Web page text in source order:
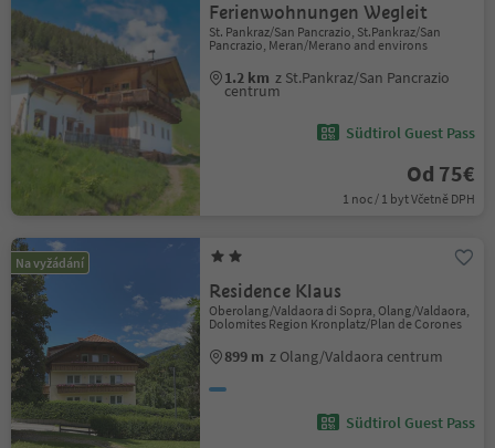
Ferienwohnungen Wegleit
St. Pankraz/San Pancrazio, St.Pankraz/San
Pancrazio, Meran/Merano and environs
1.2 km z St.Pankraz/San Pancrazio
centrum
Südtirol Guest Pass
Od 75€
1 noc / 1 byt Včetně DPH
Na vyžádání
Residence Klaus
Oberolang/Valdaora di Sopra, Olang/Valdaora,
Dolomites Region Kronplatz/Plan de Corones
899 m z Olang/Valdaora centrum
Südtirol Guest Pass